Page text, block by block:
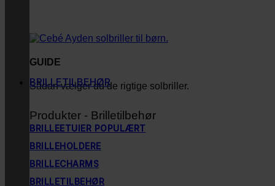
GUIDE
Sådan vælger du de rigtige solbriller.
BRILLETILBEHØR
Produkter - Brilletilbehør
BRILLEETUIER
BRILLEHOLDERE
BRILLECHARMS
BRILLETILBEHØR